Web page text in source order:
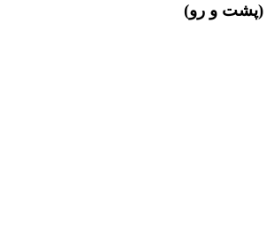
(پشت و رو)